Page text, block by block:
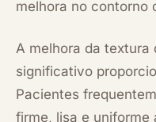
melhora no contorno
A melhora da
significativo
Pacientes
firme, lisa e uniforme